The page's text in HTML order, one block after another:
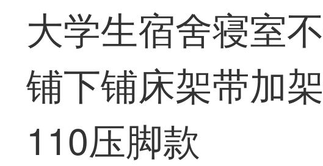
大学生宿舍寝室
铺下铺床架带加
110压脚款